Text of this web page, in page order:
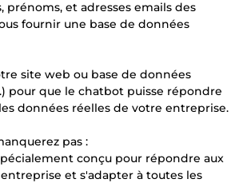
prénoms, et adresses emails des
fournir une base de données
site web ou base de données
pour que le chatbot puisse répondre
données réelles de votre entreprise.
pas :
conçu pour répondre aux
et s'adapter à toutes les